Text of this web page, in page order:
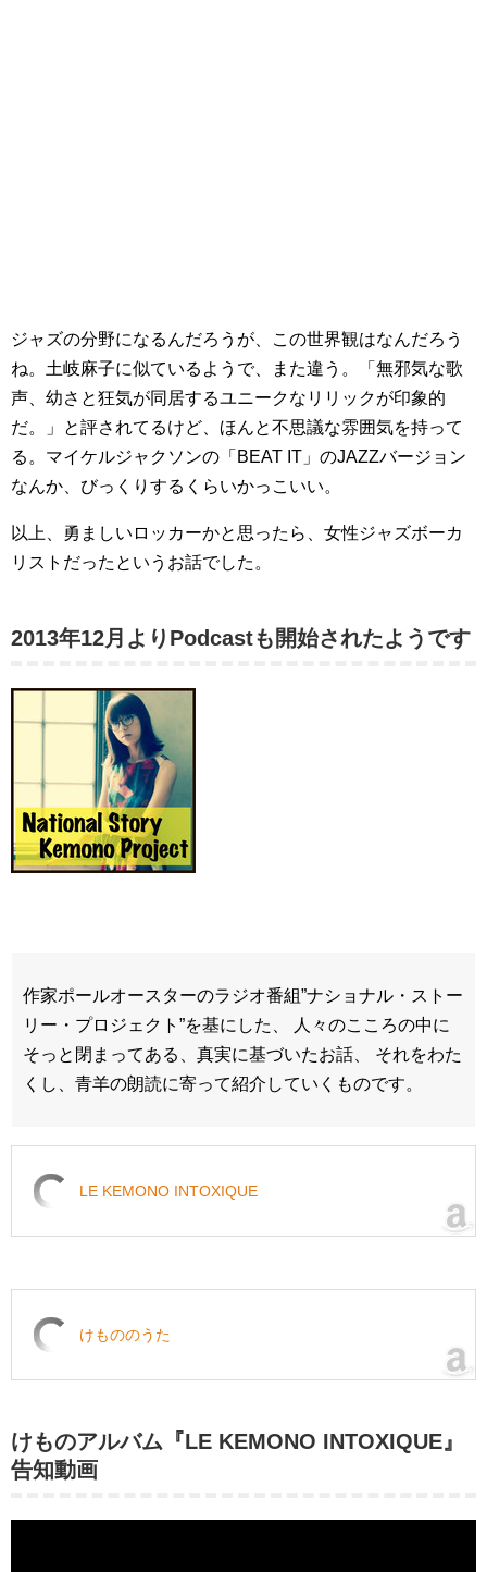
ジャズの分野になるんだろうが、この世界観はなんだろう
ね。土岐麻子に似ているようで、また違う。「無邪気な歌
声、幼さと狂気が同居するユニークなリリックが印象的
だ。」と評されてるけど、ほんと不思議な雰囲気を持って
る。マイケルジャクソンの「BEAT IT」のJAZZバージョン
なんか、びっくりするくらいかっこいい。
以上、勇ましいロッカーかと思ったら、女性ジャズボーカ
リストだったというお話でした。
2013年12月よりPodcastも開始されたようです
作家ポールオースターのラジオ番組”ナショナル・ストー
リー・プロジェクト”を基にした、 人々のこころの中に
そっと閉まってある、真実に基づいたお話、 それをわた
くし、青羊の朗読に寄って紹介していくものです。
LE KEMONO INTOXIQUE
けもののうた
けものアルバム『LE KEMONO INTOXIQUE』
告知動画